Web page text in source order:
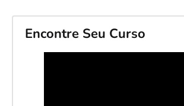
Encontre Seu Curso